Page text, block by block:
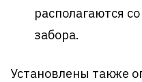
располагаются
забора.
Установлены также